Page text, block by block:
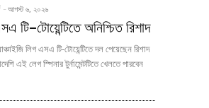
- আগস্ট ৬, ২০২৬
টি–টোয়েন্টিতে অনিশ্চিত রিশাদ
লিগ এসএ টি-টোয়েন্টিতে দল পেয়েছেন রিশাদ
এই লেগ স্পিনার টুর্নামেন্টটিতে খেলতে পারবেন